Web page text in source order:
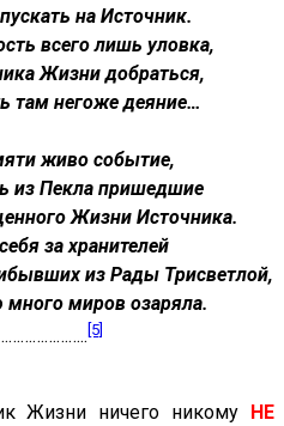
на Источник.
всего лишь уловка,
Жизни добраться,
там негоже деяние…
живо событие,
из Пекла пришедшие
Жизни Источника.
за хранителей
из Рады Трисветлой,
миров озаряла.
[5]
Жизни ничего никому НЕ